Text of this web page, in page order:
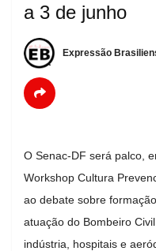
a 3 de junho
Expressão
O Senac-DF será palco,
Workshop Cultura
ao debate sobre
atuação do Bombeiro
indústria, hospitais e